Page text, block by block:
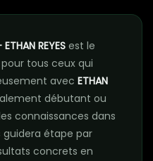
REYES est le
tous ceux qui
avec ETHAN
débutant ou
connaissances dans
guidera étape par
concrets en